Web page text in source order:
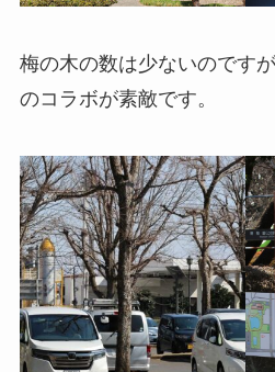
梅の木の数は少ないのです
のコラボが素敵です。